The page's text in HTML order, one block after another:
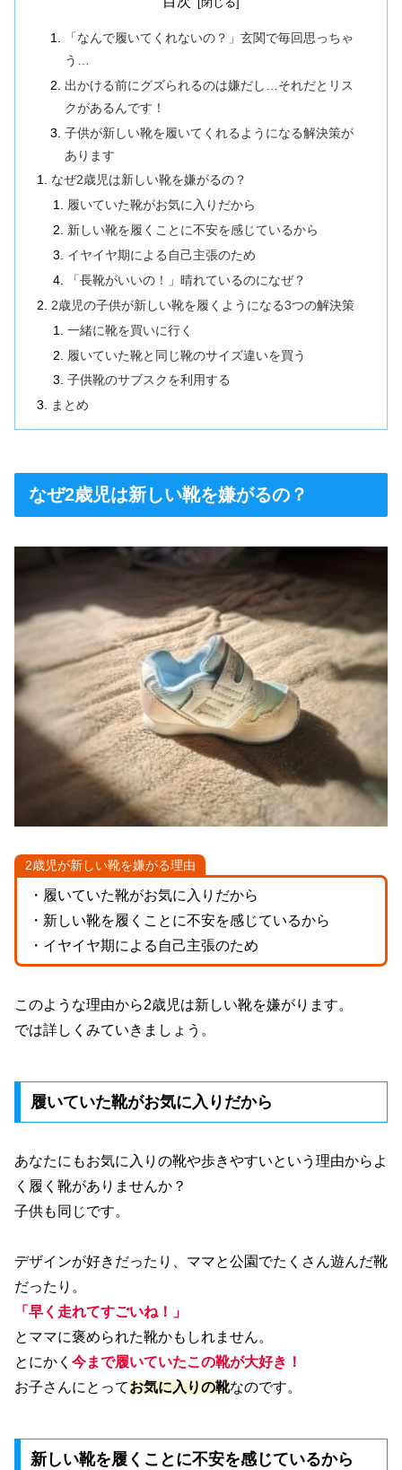
「なんで履いてくれないの？」玄関で毎回思っちゃ
う…
出かける前にグズられるのは嫌だし…それだとリス
クがあるんです！
子供が新しい靴を履いてくれるようになる解決策が
あります
なぜ2歳児は新しい靴を嫌がるの？
履いていた靴がお気に入りだから
新しい靴を履くことに不安を感じているから
イヤイヤ期による自己主張のため
「長靴がいいの！」晴れているのになぜ？
2歳児の子供が新しい靴を履くようになる3つの解決策
一緒に靴を買いに行く
履いていた靴と同じ靴のサイズ違いを買う
子供靴のサブスクを利用する
まとめ
なぜ2歳児は新しい靴を嫌がるの？
2歳児が新しい靴を嫌がる理由
・履いていた靴がお気に入りだから
・新しい靴を履くことに不安を感じているから
・イヤイヤ期による自己主張のため
このような理由から2歳児は新しい靴を嫌がります。
では詳しくみていきましょう。
履いていた靴がお気に入りだから
あなたにもお気に入りの靴や歩きやすいという理由からよ
く履く靴がありませんか？
子供も同じです。
デザインが好きだったり、ママと公園でたくさん遊んだ靴
だったり。
「早く走れてすごいね！」
とママに褒められた靴かもしれません。
とにかく 今まで履いていたこの靴が大好き！
お子さんにとってお気に入りの靴なのです。
新しい靴を履くことに不安を感じているから